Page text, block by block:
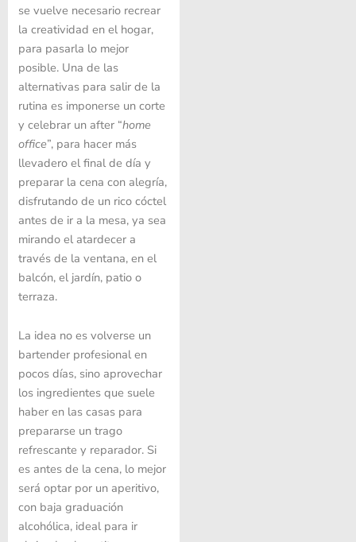
se vuelve necesario recrear
la creatividad en el hogar,
para pasarla lo mejor
posible. Una de las
alternativas para salir de la
rutina es imponerse un corte
y celebrar un after “home
office”, para hacer más
llevadero el final de día y
preparar la cena con alegría,
disfrutando de un rico cóctel
antes de ir a la mesa, ya sea
mirando el atardecer a
través de la ventana, en el
balcón, el jardín, patio o
terraza.
La idea no es volverse un
bartender profesional en
pocos días, sino aprovechar
los ingredientes que suele
haber en las casas para
prepararse un trago
refrescante y reparador. Si
es antes de la cena, lo mejor
será optar por un aperitivo,
con baja graduación
alcohólica, ideal para ir